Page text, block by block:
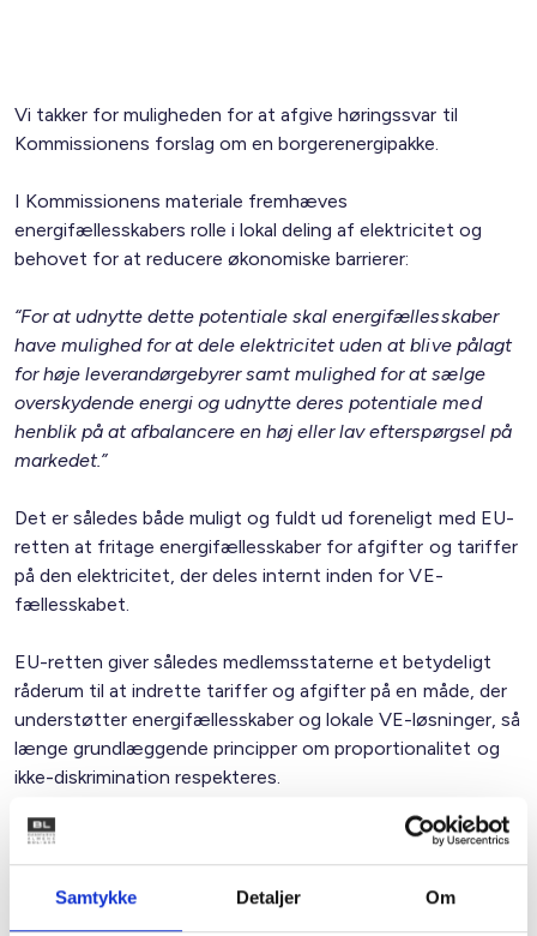
Samtykke Detaljer Om
Vi takker for muligheden for at afgive høringssvar til
Kommissionens forslag om en borgerenergipakke.
I Kommissionens materiale fremhæves
energifællesskabers rolle i lokal deling af elektricitet og
behovet for at reducere økonomiske barrierer:
“For at udnytte dette potentiale skal energifællesskaber
have mulighed for at dele elektricitet uden at blive pålagt
for høje leverandørgebyrer samt mulighed for at sælge
overskydende energi og udnytte derespotentiale med
henblik på at afbalancere en høj eller lav efterspørgsel på
markedet.”
Det er således både muligt og fuldt ud foreneligt med EU-
retten at fritage energifællesskaber for afgifter og tariffer
på den elektricitet, der deles internt inden for VE-
fællesskabet.
EU-retten giver således medlemsstaterne et betydeligt
råderum til at indrette tariffer og afgifter på en måde, der
understøtter energifællesskaber og lokale VE-løsninger, så
længe grundlæggende principper om proportionalitet og
ikke-diskrimination respekteres.
Det er helt afgørende for den grønne omstilling,
anvendelsen af det fulde potentiale ved allerede opstillede
VE-anlæg og ikke mindst for at fremme yderligere